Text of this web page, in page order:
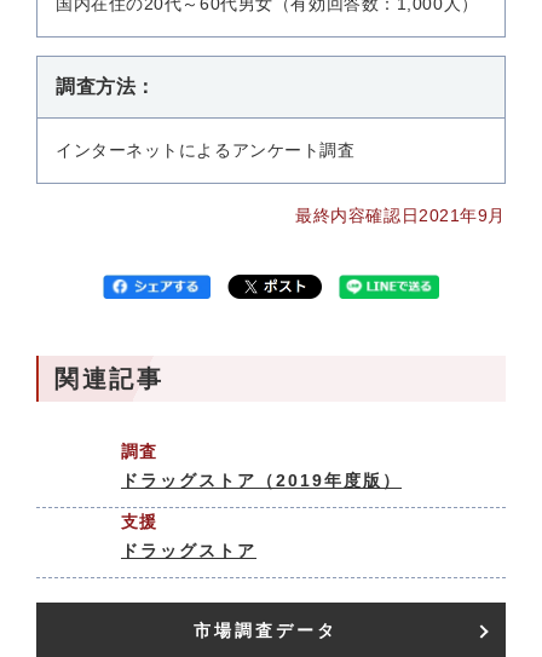
調査方法：
インターネットによるアンケート調査
最終内容確認日2021年9月
関連記事
調査
ドラッグストア（2019年度版）
支援
ドラッグストア
市場調査データ​